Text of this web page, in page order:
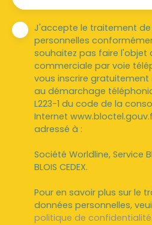
J'accepte le traitement
personnelles
souhaitez pas faire l'objet
commerciale par voie
vous inscrire
au démarchage
L223-1 du code de la
Internet
adressé à :
Société Worldline, Service
BLOIS CEDEX.
Pour en savoir plus sur le
données personnelles,
politique de confidentialité